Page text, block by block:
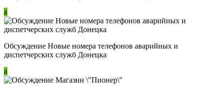
a
Обсуждение Новые номера телефонов аварийных и
диспетчерских служб Донецка
a